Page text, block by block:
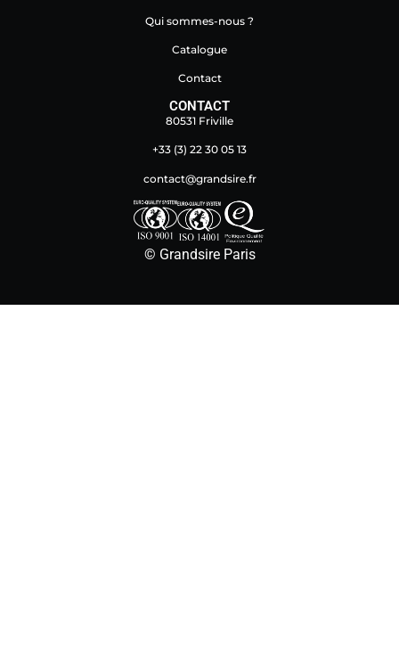
Qui sommes-nous ?
Catalogue
Contact
CONTACT
80531 Friville
+33 (3) 22 30 05 13
contact@grandsire.fr
© Grandsire Paris